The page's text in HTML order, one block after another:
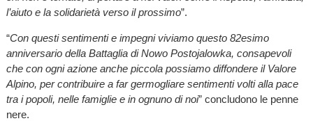
l’aiuto e la solidarietà verso il prossimo”.
“Con questi sentimenti e impegni viviamo questo 82esimo
anniversario della Battaglia di Nowo Postojalowka, consapevoli
che con ogni azione anche piccola possiamo diffondere il Valore
Alpino, per contribuire a far germogliare sentimenti volti alla pace
tra i popoli, nelle famiglie e in ognuno di noi” concludono le penne
nere.